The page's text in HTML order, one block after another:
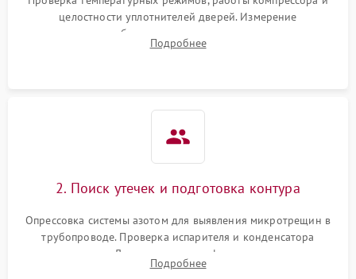
1000 ₽
1800 ₽
целостности уплотнителей дверей. Измерение
сопротивления обмоток мотора, проверка термостата и
считывание кодов ошибок с электронного дисплея.
Подробнее
2. Поиск утечек и подготовка контура
Опрессовка системы азотом для выявления микротрещин в
трубопроводе. Проверка испарителя и конденсатора
течеискателем. Демонтаж старого фильтра-осушителя и
продувка капиллярной трубки для устранения засоров.
Подробнее